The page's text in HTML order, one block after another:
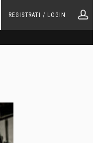
REGISTRATI / LOGIN